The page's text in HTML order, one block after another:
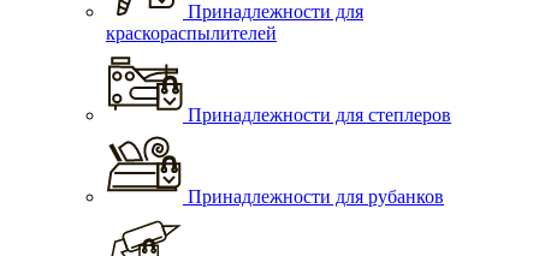
Принадлежности для
краскораспылителей
Принадлежности для степлеров
Принадлежности для рубанков